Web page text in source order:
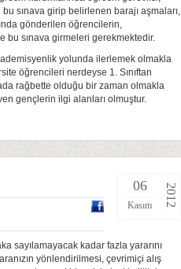
sınava girip belirlenen barajı aşmaları,
gönderilen öğrencilerin,
bu sınava girmeleri gerekmektedir.
yolunda ilerlemek olmakla
öğrencileri nerdeyse 1. Sınıftan
rağbette olduğu bir zaman olmakla
gençlerin ilgi alanları olmuştur.
06
Kasım 2012
sayılamayacak kadar fazla yararını
yönlendirilmesi, çevrimiçi alış